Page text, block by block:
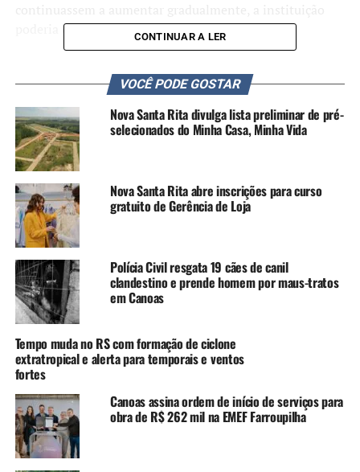
poderia entrar em colapso.
“Não somos contrários ao
programa Assistir. No
entanto, pedimos que não
haja um aumento no índice
dos cortes, que começaram
a ser implementados em
2022. Até o momento, já
sofremos uma perda de
mais de R$ 18 milhões.
Hoje, deixamos de receber
mês. De acordo com o
cronograma do Assistir
para 2024, esse valor
CONTINUAR A LER
VOCÊ PODE GOSTAR
Nova Santa Rita divulga lista preliminar de pré-
selecionados do Minha Casa, Minha Vida
Nova Santa Rita abre inscrições para curso
gratuito de Gerência de Loja
Polícia Civil resgata 19 cães de canil
clandestino e prende homem por maus-tratos
em Canoas
Tempo muda no RS com formação de ciclone
extratropical e alerta para temporais e ventos
fortes
Canoas assina ordem de início de serviços para
obra de R$ 262 mil na EMEF Farroupilha